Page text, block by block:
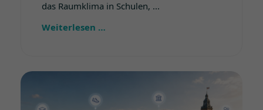
das Raumklima in Schulen, ...
Weiterlesen …